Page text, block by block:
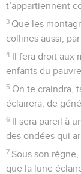
t’appartiennent
3 Que les
collines aussi,
4 Il fera droit aux
enfants du
5 On te craindra,
éclairera, de
6 Il sera pareil à
des ondées qui
7 Sous son
que la lune